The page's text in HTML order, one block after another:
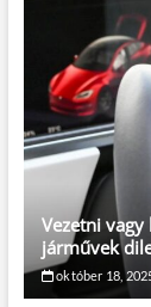
Vezetni vagy
járművek
október 18,